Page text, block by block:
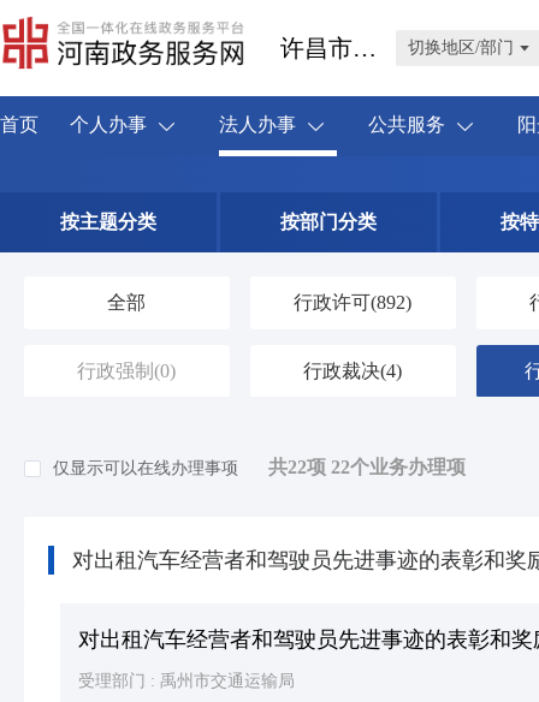
许昌市禹州市 切换地区/部门
首页 个人办事 法人办事 公共服务
按主题分类 按部门分类 按
全部 行政许可(892)
行政强制(0) 行政裁决(4)
仅显示可以在线办理事项 共22项 22个业务办理项
对出租汽车经营者和驾驶员先进事迹的表彰和奖
对出租汽车经营者和驾驶员先进事迹的表彰和
受理部门 : 禹州市交通运输局